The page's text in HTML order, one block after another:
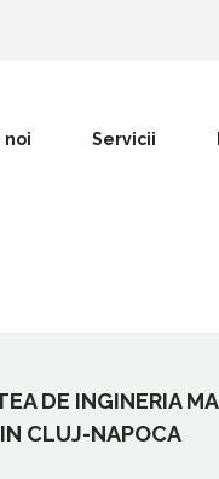
noi Servicii
DE INGINERIA
CLUJ-NAPOCA